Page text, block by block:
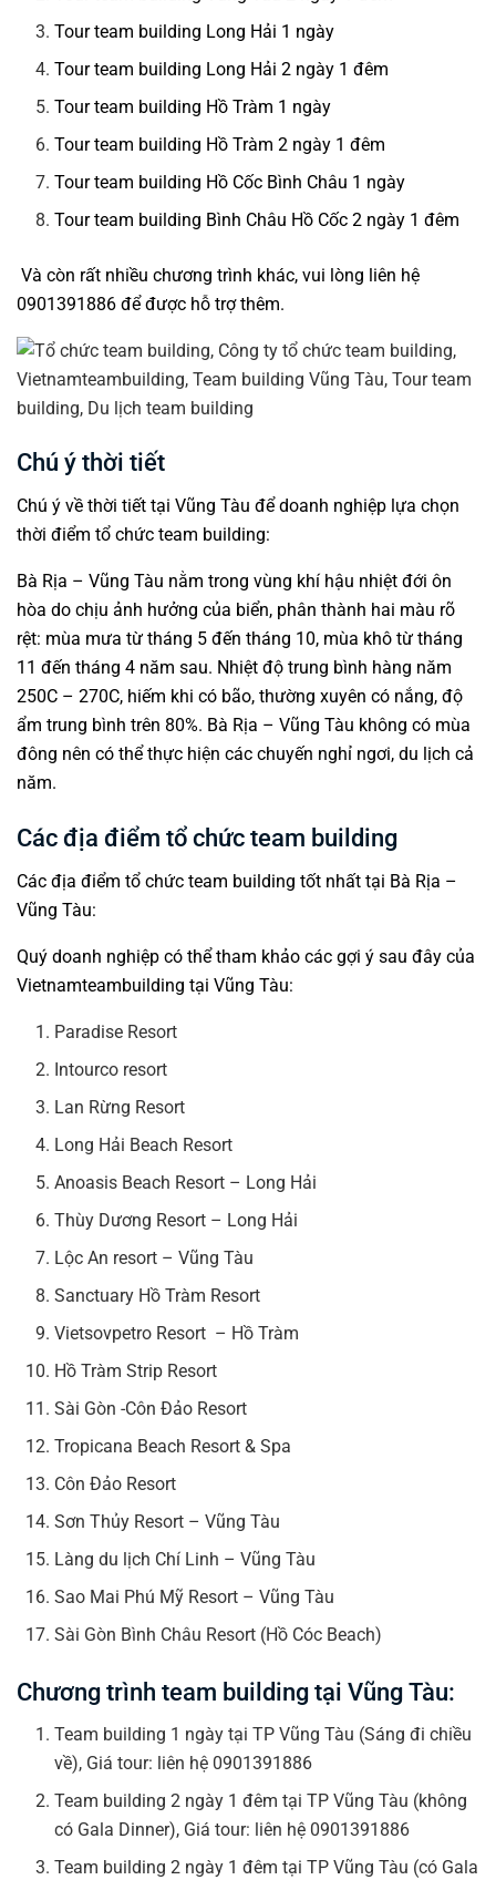
Tour team building Long Hải 1 ngày
Tour team building Long Hải 2 ngày 1 đêm
Tour team building Hồ Tràm 1 ngày
Tour team building Hồ Tràm 2 ngày 1 đêm
Tour team building Hồ Cốc Bình Châu 1 ngày
Tour team building Bình Châu Hồ Cốc 2 ngày 1 đêm
Và còn rất nhiều chương trình khác, vui lòng liên hệ
0901391886 để được hỗ trợ thêm.
Chú ý thời tiết
Chú ý về thời tiết tại Vũng Tàu để doanh nghiệp lựa chọn
thời điểm tổ chức team building:
Bà Rịa – Vũng Tàu nằm trong vùng khí hậu nhiệt đới ôn
hòa do chịu ảnh hưởng của biển, phân thành hai màu rõ
rệt: mùa mưa từ tháng 5 đến tháng 10, mùa khô từ tháng
11 đến tháng 4 năm sau. Nhiệt độ trung bình hàng năm
250C – 270C, hiếm khi có bão, thường xuyên có nắng, độ
ẩm trung bình trên 80%. Bà Rịa – Vũng Tàu không có mùa
đông nên có thể thực hiện các chuyến nghỉ ngơi, du lịch cả
năm.
Các địa điểm tổ chức team building
Các địa điểm tổ chức team building tốt nhất tại Bà Rịa –
Vũng Tàu:
Quý doanh nghiệp có thể tham khảo các gợi ý sau đây của
Vietnamteambuilding tại Vũng Tàu:
Paradise Resort
Intourco resort
Lan Rừng Resort
Long Hải Beach Resort
Anoasis Beach Resort – Long Hải
Thùy Dương Resort – Long Hải
Lộc An resort – Vũng Tàu
Sanctuary Hồ Tràm Resort
Vietsovpetro Resort – Hồ Tràm
Hồ Tràm Strip Resort
Sài Gòn -Côn Đảo Resort
Tropicana Beach Resort & Spa
Côn Đảo Resort
Sơn Thủy Resort – Vũng Tàu
Làng du lịch Chí Linh – Vũng Tàu
Sao Mai Phú Mỹ Resort – Vũng Tàu
Sài Gòn Bình Châu Resort (Hồ Cóc Beach)
Chương trình team building tại Vũng Tàu:
Team building 1 ngày tại TP Vũng Tàu (Sáng đi chiều
về), Giá tour: liên hệ 0901391886
Team building 2 ngày 1 đêm tại TP Vũng Tàu (không
có Gala Dinner), Giá tour: liên hệ 0901391886
Team building 2 ngày 1 đêm tại TP Vũng Tàu (có Gala